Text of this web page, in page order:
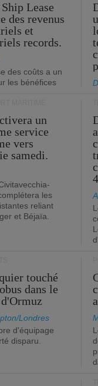
Lease
des revenus
et
records.
des coûts a un
les bénéfices
un
service
vers
samedi.
les
reliant
et Béjaïa.
touché
dans le
Londres
d'équipage
disparu.